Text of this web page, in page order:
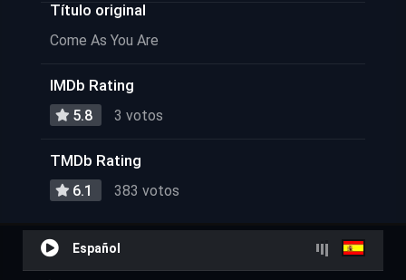
Título original
Come As You Are
IMDb Rating
5.8 3 votos
TMDb Rating
6.1 383 votos
Español